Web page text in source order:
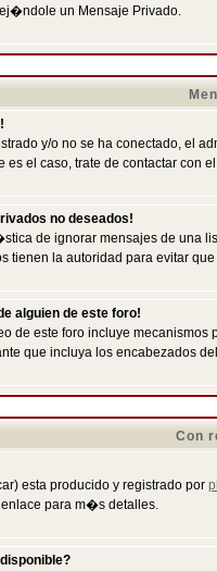
un Mensaje Privado.
y/o no se ha conectado, el
el caso, trate de contactar con
no deseados!
de ignorar mensajes de una
tienen la autoridad para evitar
alguien de este foro!
de este foro incluye
que incluya los encabezados
Con
esta producido y registrado por
para m�s detalles.